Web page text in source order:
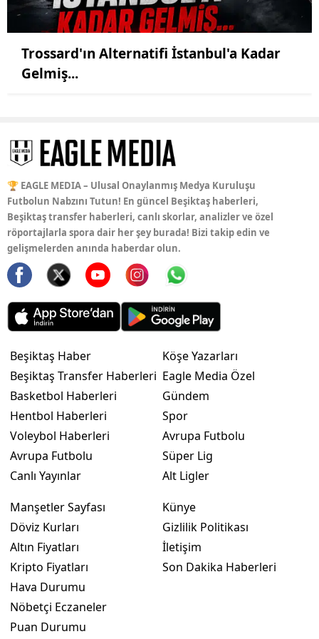
Trossard'ın Alternatifi İstanbul'a Kadar
Gelmiş...
🏆 EAGLE MEDIA – Ulusal Onaylanmış Medya Kuruluşu
Futbolun Nabzını Tutun! En güncel Beşiktaş haberleri,
Beşiktaş transfer haberleri, canlı skorlar, analizler ve özel
röportajlarla spora dair her şey burada! Bizi takip edin ve
gelişmelerden anında haberdar olun.
Beşiktaş Haber
Beşiktaş Transfer Haberleri
Basketbol Haberleri
Hentbol Haberleri
Voleybol Haberleri
Avrupa Futbolu
Canlı Yayınlar
Köşe Yazarları
Eagle Media Özel
Gündem
Spor
Avrupa Futbolu
Süper Lig
Alt Ligler
Manşetler Sayfası
Döviz Kurları
Altın Fiyatları
Kripto Fiyatları
Hava Durumu
Nöbetçi Eczaneler
Puan Durumu
Künye
Gizlilik Politikası
İletişim
Son Dakika Haberleri